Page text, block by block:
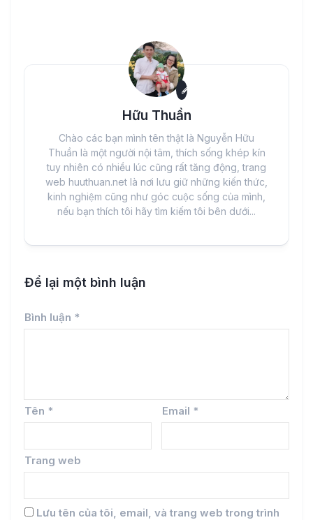
Hữu Thuần
Chào các bạn mình tên thật là Nguyễn Hữu
Thuần là một người nội tâm, thích sống khép kín
tuy nhiên có nhiều lúc cũng rất tăng động, trang
web huuthuan.net là nơi lưu giữ những kiến thức,
kinh nghiệm cũng như góc cuộc sống của mình,
nếu bạn thích tôi hãy tìm kiếm tôi bên dưới...
Để lại một bình luận
Bình luận *
Tên * Email *
Trang web
Lưu tên của tôi, email, và trang web trong trình